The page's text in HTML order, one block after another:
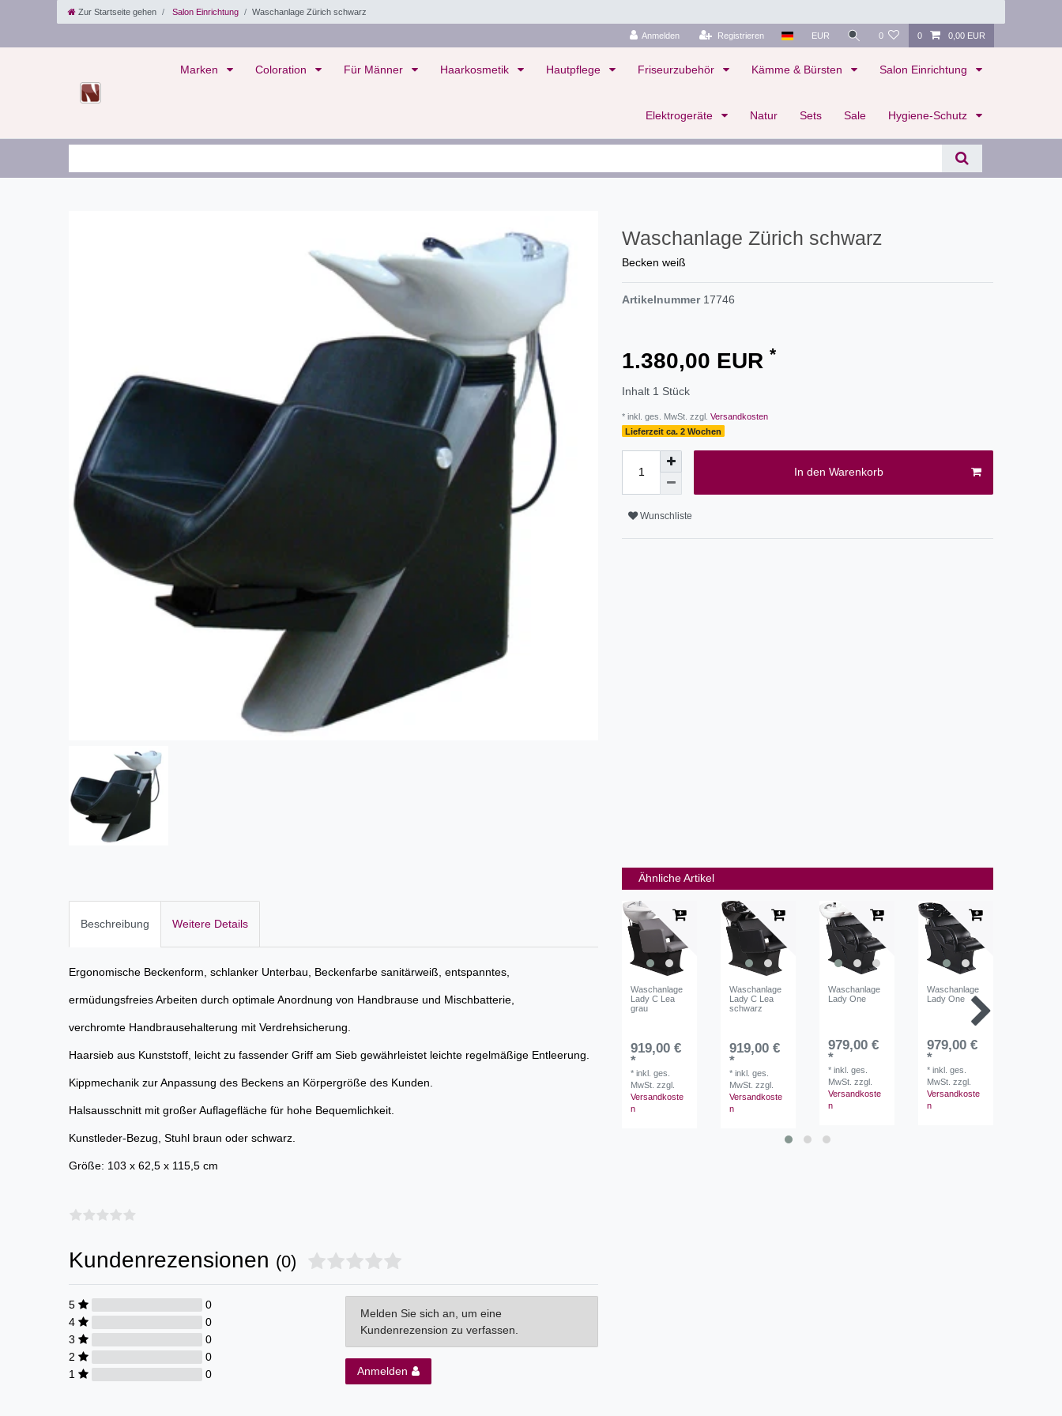
Zur Startseite gehen Salon Einrichtung Waschanlage Zürich schwarz
Anmelden Registrieren EUR 0 0 0,00 EUR
Marken Coloration Für Männer Haarkosmetik Hautpflege Friseurzubehör Kämme & Bürsten Salon Einrichtung
Elektrogeräte Natur Sets Sale Hygiene-Schutz
Waschanlage Zürich schwarz
Becken weiß
Artikelnummer 17746
1.380,00 EUR *
Inhalt 1 Stück
* inkl. ges. MwSt. zzgl. Versandkosten
Lieferzeit ca. 2 Wochen
In den Warenkorb
Wunschliste
Beschreibung Weitere Details
Ergonomische Beckenform, schlanker Unterbau, Beckenfarbe sanitärweiß, entspanntes,
ermüdungsfreies Arbeiten durch optimale Anordnung von Handbrause und Mischbatterie,
verchromte Handbrausehalterung mit Verdrehsicherung.
Haarsieb aus Kunststoff, leicht zu fassender Griff am Sieb gewährleistet leichte regelmäßige Entleerung.
Kippmechanik zur Anpassung des Beckens an Körpergröße des Kunden.
Halsausschnitt mit großer Auflagefläche für hohe Bequemlichkeit.
Kunstleder-Bezug, Stuhl braun oder schwarz.
Größe: 103 x 62,5 x 115,5 cm
Kundenrezensionen (0)
5
0
4
0
3
0
2
0
1
0
Melden Sie sich an, um eine
Kundenrezension zu verfassen.
Anmelden
Ähnliche Artikel
Waschanlage
Lady C Lea
grau
919,00 €
*
*inkl. ges.
MwSt. zzgl.
Versandkoste
n
Waschanlage
Lady C Lea
schwarz
919,00 €
*
*inkl. ges.
MwSt. zzgl.
Versandkoste
n
Waschanlage
Lady One
979,00 €
*
*inkl. ges.
MwSt. zzgl.
Versandkoste
n
Waschanlage
Lady One
979,00 €
*
*inkl. ges.
MwSt. zzgl.
Versandkoste
n